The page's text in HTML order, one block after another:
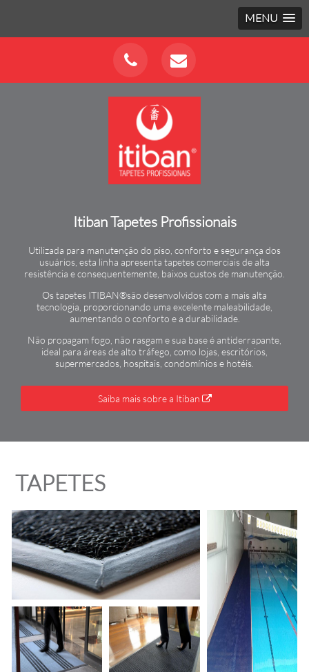
MENU
Itiban Tapetes Profissionais
Utilizada para manutenção do piso, conforto e segurança dos
usuários, esta linha apresenta tapetes comerciais de alta
resistência e consequentemente, baixos custos de manutenção.
Os tapetes ITIBAN®são desenvolvidos com a mais alta
tecnologia, proporcionando uma excelente maleabilidade,
aumentando o conforto e a durabilidade.
Não propagam fogo, não rasgam e sua base é antiderrapante,
ideal para áreas de alto tráfego, como lojas, escritórios,
supermercados, hospitais, condomínios e hotéis.
Saiba mais sobre a Itiban
TAPETES